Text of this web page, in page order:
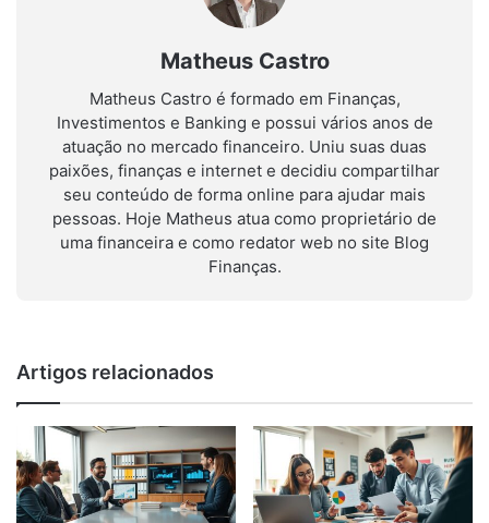
Matheus Castro
Matheus Castro é formado em Finanças,
Investimentos e Banking e possui vários anos de
atuação no mercado financeiro. Uniu suas duas
paixões, finanças e internet e decidiu compartilhar
seu conteúdo de forma online para ajudar mais
pessoas. Hoje Matheus atua como proprietário de
uma financeira e como redator web no site Blog
Finanças.
Artigos relacionados